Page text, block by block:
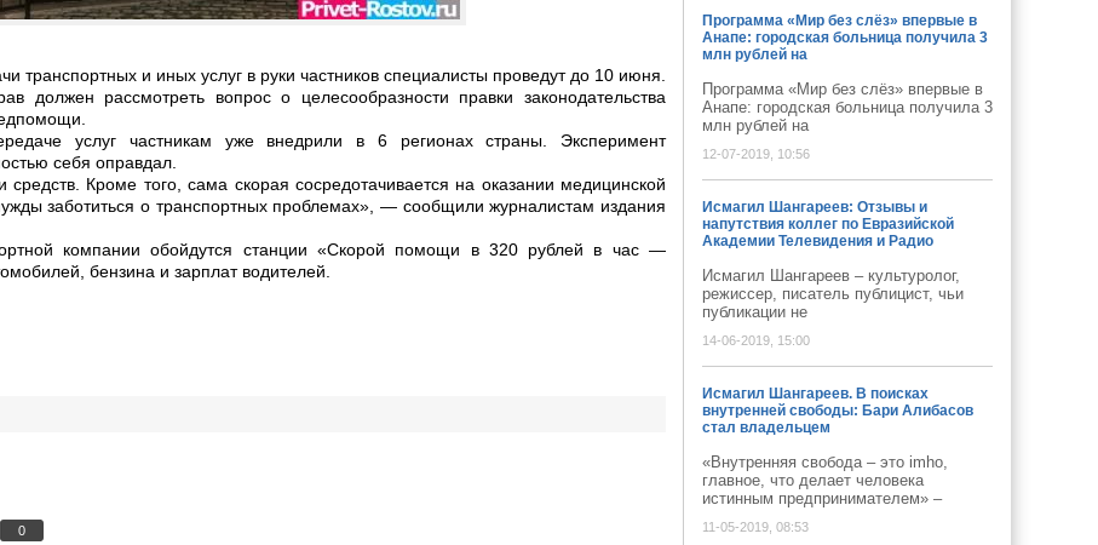
транспортных и иных услуг в руки частников специалисты проведут до 10 июня.
должен рассмотреть вопрос о целесообразности правки законодательства
услуг частникам уже внедрили в 6 регионах страны. Эксперимент
себя оправдал.
средств. Кроме того, сама скорая сосредотачивается на оказании медицинской
заботиться о транспортных проблемах», — сообщили журналистам издания
компании обойдутся станции «Скорой помощи в 320 рублей в час —
бензина и зарплат водителей.
0
Программа «Мир без слёз» впервые в
Анапе: городская больница получила 3
млн рублей на
Программа «Мир без слёз» впервые в
Анапе: городская больница получила 3
млн рублей на
12-07-2019, 10:56
Исмагил Шангареев: Отзывы и
напутствия коллег по Евразийской
Академии Телевидения и Радио
Исмагил Шангареев – культуролог,
режиссер, писатель публицист, чьи
публикации не
14-06-2019, 15:00
Исмагил Шангареев. В поисках
внутренней свободы: Бари Алибасов
стал владельцем
«Внутренняя свобода – это imho,
главное, что делает человека
истинным предпринимателем» –
11-05-2019, 08:53